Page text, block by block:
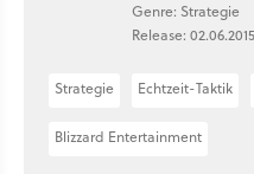
Genre: Strategie
Release:
Strategie Echtzeit-Taktik
Blizzard Entertainment